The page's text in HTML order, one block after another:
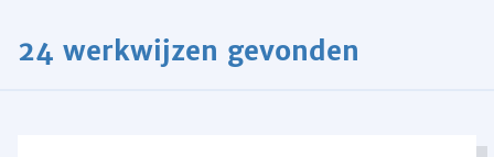
24 werkwijzen gevonden